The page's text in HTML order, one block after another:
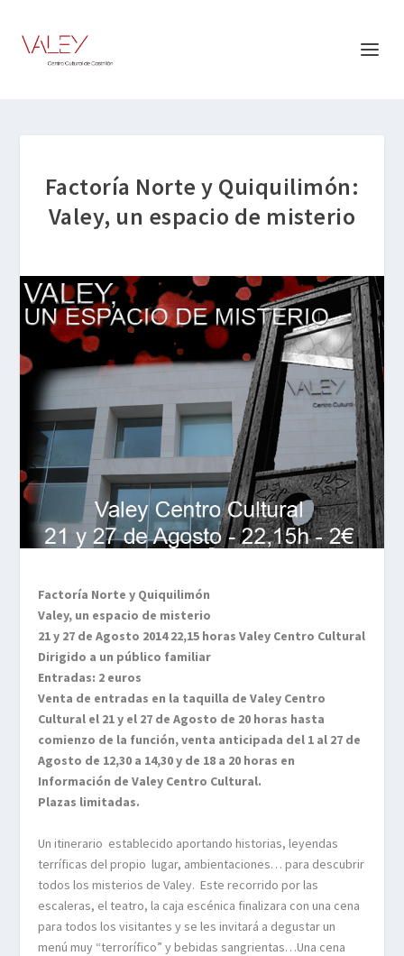
Factoría Norte y Quiquilimón:
Valey, un espacio de misterio
Factoría Norte y Quiquilimón
Valey, un espacio de misterio
21 y 27 de Agosto 2014 22,15 horas Valey Centro Cultural
Dirigido a un público familiar
Entradas: 2 euros
Venta de entradas en la taquilla de Valey Centro
Cultural el 21 y el 27 de Agosto de 20 horas hasta
comienzo de la función, venta anticipada del 1 al 27 de
Agosto de 12,30 a 14,30 y de 18 a 20 horas en
Información de Valey Centro Cultural.
Plazas limitadas.
Un itinerario establecido aportando historias, leyendas
terríficas del propio lugar, ambientaciones… para descubrir
todos los misterios de Valey. Este recorrido por las
escaleras, el teatro, la caja escénica finalizara con una cena
para todos los visitantes y se les invitará a degustar un
menú muy “terrorífico” y bebidas sangrientas…Una cena